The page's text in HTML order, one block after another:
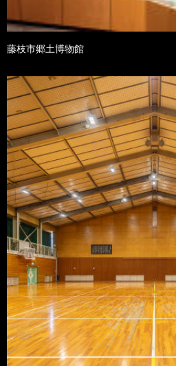
藤枝市郷土博物館